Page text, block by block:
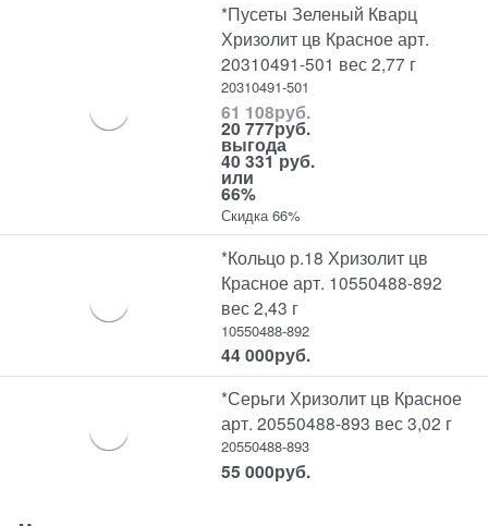
*Пусеты Зеленый Кварц
Хризолит цв Красное арт.
20310491-501 вес 2,77 г
20310491-501
61 108руб.
20 777руб.
выгода
40 331 руб.
или
66%
Скидка 66%
*Кольцо р.18 Хризолит цв
Красное арт. 10550488-892
вес 2,43 г
10550488-892
44 000руб.
*Серьги Хризолит цв Красное
арт. 20550488-893 вес 3,02 г
20550488-893
55 000руб.